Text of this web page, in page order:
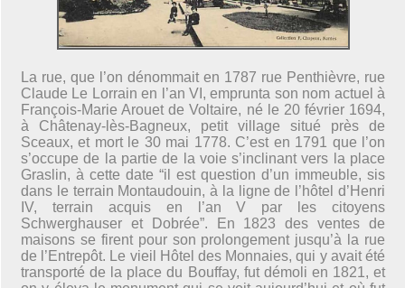
La rue, que l’on dénommait en 1787 rue Penthièvre, rue
Claude Le Lorrain en l’an VI, emprunta son nom actuel à
François-Marie Arouet de Voltaire, né le 20 février 1694,
à Châtenay-lès-Bagneux, petit village situé près de
Sceaux, et mort le 30 mai 1778. C’est en 1791 que l’on
s’occupe de la partie de la voie s’inclinant vers la place
Graslin, à cette date “il est question d’un immeuble, sis
dans le terrain Montaudouin, à la ligne de l’hôtel d’Henri
IV, terrain acquis en l’an V par les citoyens
Schwerghauser et Dobrée”. En 1823 des ventes de
maisons se firent pour son prolongement jusqu’à la rue
de l’Entrepôt. Le vieil Hôtel des Monnaies, qui y avait été
transporté de la place du Bouffay, fut démoli en 1821, et